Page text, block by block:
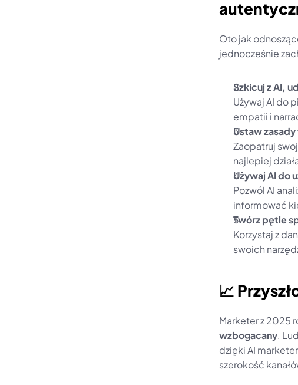
Oto jak
jednocześnie
Szkicuj z AI,
Używaj AI do
empatii i
Ustaw
Zaopatruj
najlepiej
Używaj AI do
Pozwól AI
informować
Twórz pętle
Korzystaj z
swoich
📈
wzbogacany.
dzięki AI
szerokość